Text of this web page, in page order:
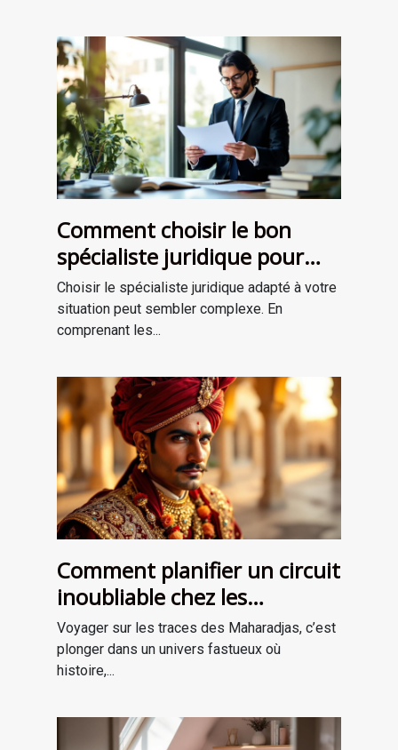
Comment choisir le bon
spécialiste juridique pour
vos besoins ?
Choisir le spécialiste juridique adapté à votre
situation peut sembler complexe. En
comprenant les...
Comment planifier un circuit
inoubliable chez les
Maharadjas ?
Voyager sur les traces des Maharadjas, c’est
plonger dans un univers fastueux où
histoire,...